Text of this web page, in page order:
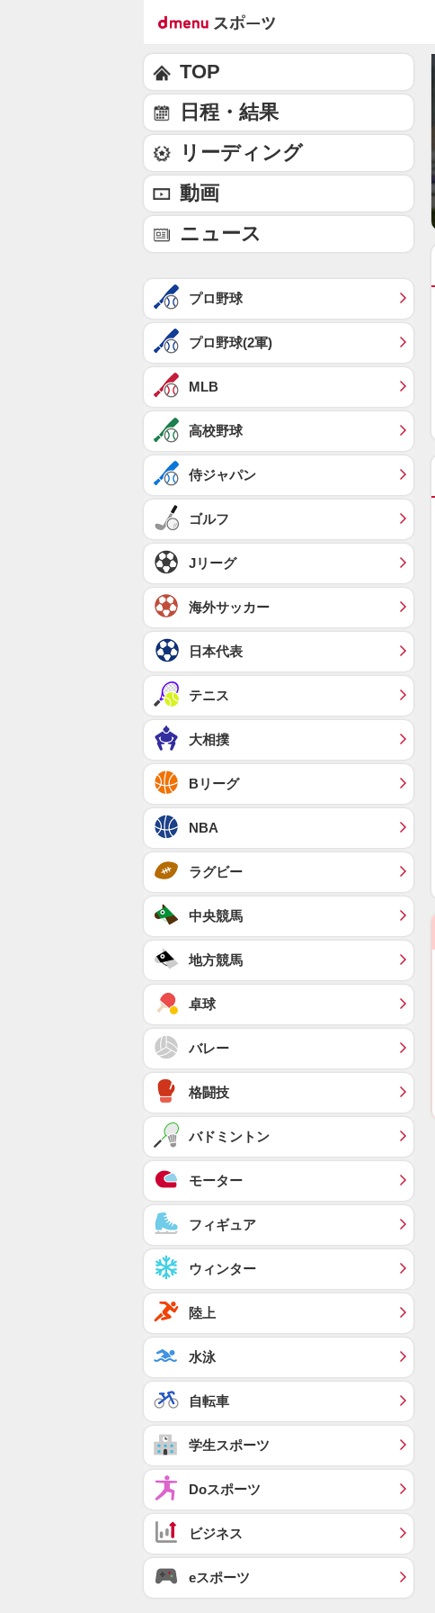
TOP
日程・結果
リーディング
動画
ニュース
プロ野球
プロ野球(2軍)
MLB
高校野球
侍ジャパン
ゴルフ
Jリーグ
海外サッカー
日本代表
テニス
大相撲
Bリーグ
NBA
ラグビー
中央競馬
地方競馬
卓球
バレー
格闘技
バドミントン
モーター
フィギュア
ウィンター
陸上
水泳
自転車
学生スポーツ
Doスポーツ
ビジネス
eスポーツ